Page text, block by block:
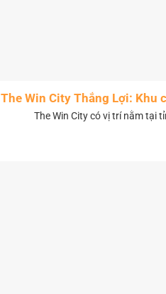
The Win City Thắng Lợi: Khu
The Win City có vị trí nằm tại